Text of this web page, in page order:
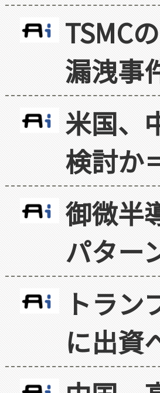
TSMC
漏洩事
米国、
検討か
御微半
パター
トラン
に出資